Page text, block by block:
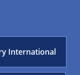
International